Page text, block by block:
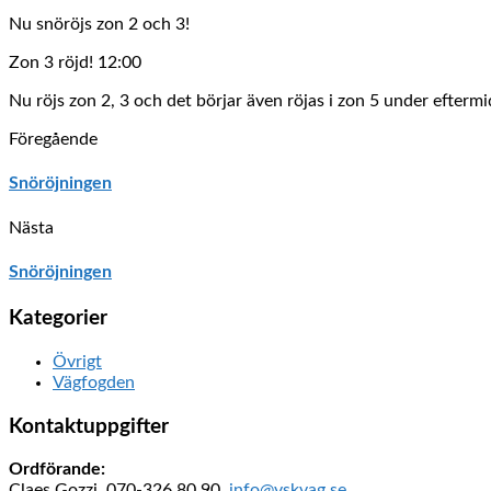
Nu snöröjs zon 2 och 3!
Zon 3 röjd! 12:00
Nu röjs zon 2, 3 och det börjar även röjas i zon 5 under
Föregående
Snöröjningen
Nästa
Snöröjningen
Kategorier
Övrigt
Vägfogden
Kontaktuppgifter
Ordförande: